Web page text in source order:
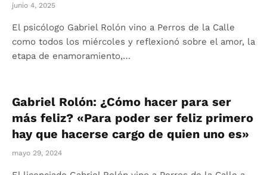
junio 4, 2025
El psicólogo Gabriel Rolón vino a Perros de la Calle
como todos los miércoles y reflexionó sobre el amor, la
etapa de enamoramiento,…
Gabriel Rolón: ¿Cómo hacer para ser
más feliz? «Para poder ser feliz primero
hay que hacerse cargo de quien uno es»
mayo 29, 2024